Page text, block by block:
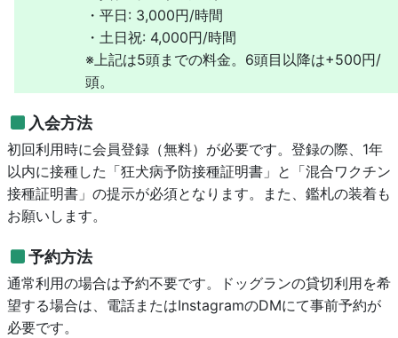
・平日: 3,000円/時間
・土日祝: 4,000円/時間
※上記は5頭までの料金。6頭目以降は+500円/
頭。
入会方法
初回利用時に会員登録（無料）が必要です。登録の際、1年
以内に接種した「狂犬病予防接種証明書」と「混合ワクチン
接種証明書」の提示が必須となります。また、鑑札の装着も
お願いします。
予約方法
通常利用の場合は予約不要です。ドッグランの貸切利用を希
望する場合は、電話またはInstagramのDMにて事前予約が
必要です。